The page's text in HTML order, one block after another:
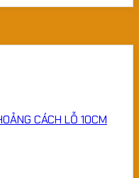
CÁCH LỖ 10CM